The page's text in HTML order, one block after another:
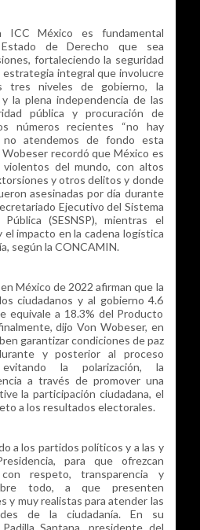
ICC México es fundamental
de Derecho que sea
fortaleciendo la seguridad
estrategia integral que involucre
tres niveles de gobierno, la
la plena independencia de las
pública y procuración de
números recientes “no hay
no atendemos de fondo esta
Wobeser recordó que México es
del mundo, con altos
y otros delitos y donde
asesinadas por día durante
Ejecutivo del Sistema
(SESNSP), mientras el
el impacto en la cadena logística
según la CONCAMIN.
México de 2022 afirman que la
ciudadanos y al gobierno 4.6
equivale a 18.3% del Producto
dijo Von Wobeser, en
garantizar condiciones de paz
y posterior al proceso
la polarización, la
a través de promover una
la participación ciudadana, el
a los resultados electorales.
a los partidos políticos y a las y
para que ofrezcan
respeto, transparencia y
todo, a que presenten
y muy realistas para atender las
de la ciudadanía. En su
Santana, presidente del